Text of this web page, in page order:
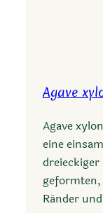
Agave
Agave
eine
Ränder